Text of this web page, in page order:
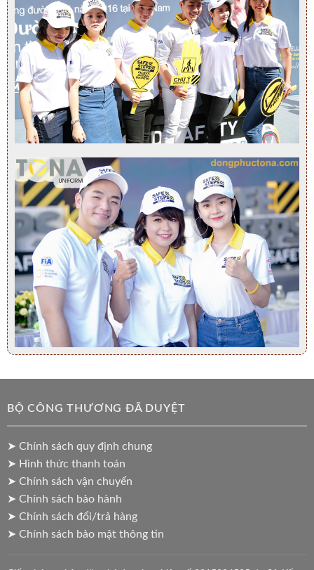
BỘ CÔNG THƯƠNG ĐÃ DUYỆT
➤ Chính sách quy định chung
➤ Hình thức thanh toán
➤ Chính sách vận chuyển
➤ Chính sách bảo hành
➤ Chính sách đổi/trả hàng
➤ Chính sách bảo mật thông tin